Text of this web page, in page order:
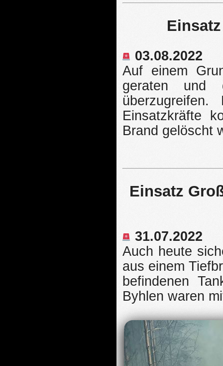
03.08.2022
Auf einem
geraten und
Einsatzkräfte
Brand gelöscht
Einsatz
31.07.2022
Auch heute
aus einem
befindenen
Byhlen waren